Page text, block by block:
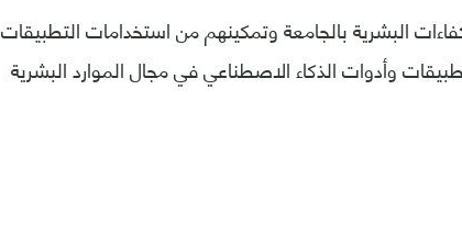
البشرية بالجامعة وتمكينهم من استخدامات التطبيقات
وأدوات الذكاء الاصطناعي في مجال الموارد البشرية